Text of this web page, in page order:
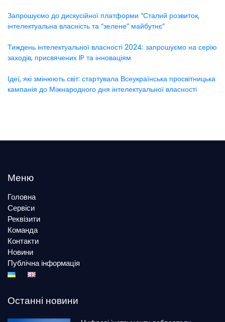
Запрошуємо до дискусійної платформи “Сталий розвиток,
інтелектуальна власність та “зелене” майбутнє”
Тиждень інтелектуальної власності 2024: запрошуємо на серію
заходів, присвячених IP та інноваціям
Ідеї, які змінюють світ: стартувала Всеукраїнська просвітницька
кампанія до Міжнародного дня інтелектуальної власності
Меню
Головна
Сервіси
Реквізити
Команда
Контакти
Новини
Публічна інформація
Останні новини